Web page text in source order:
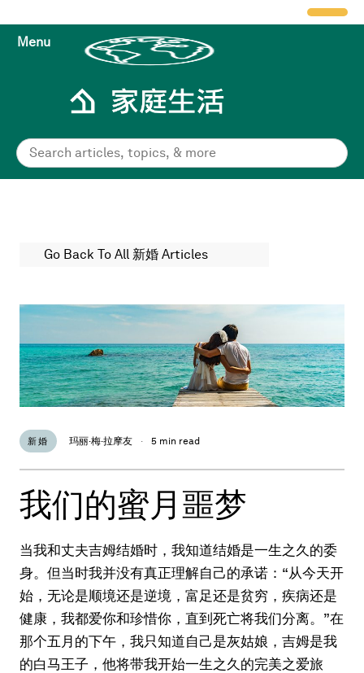
Menu
Go Back To All 新婚 Articles
新婚 玛丽·梅·拉摩友 · 5 min read
我们的蜜月噩梦
当我和丈夫吉姆结婚时，我知道结婚是一生之久的委
身。但当时我并没有真正理解自己的承诺：“从今天开
始，无论是顺境还是逆境，富足还是贫穷，疾病还是
健康，我都爱你和珍惜你，直到死亡将我们分离。”在
那个五月的下午，我只知道自己是灰姑娘，吉姆是我
的白马王子，他将带我开始一生之久的完美之爱旅